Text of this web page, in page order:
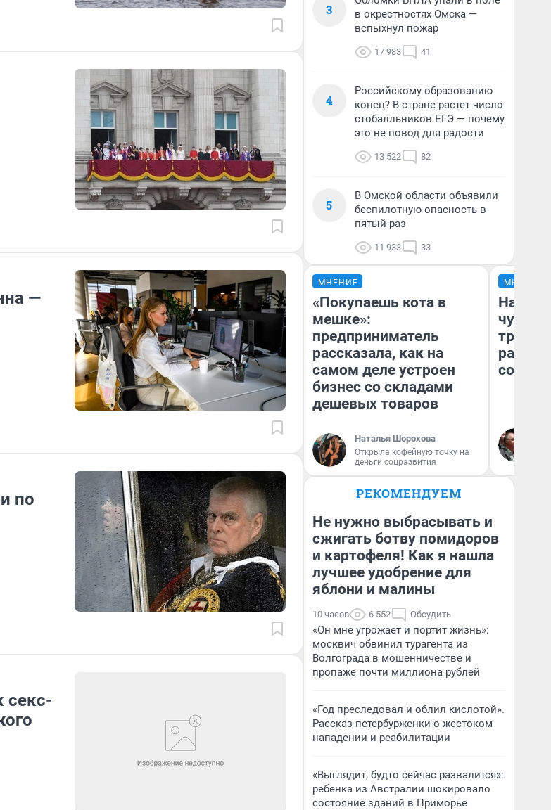
—
по
секс-
3
в окрестностях Омска —
вспыхнул пожар
17 983 41
4
Российскому образованию
конец? В стране растет число
стобалльников ЕГЭ — почему
это не повод для радости
13 522 82
5
В Омской области объявили
беспилотную опасность в
пятый раз
11 933 33
МНЕНИЕ
«Покупаешь кота в
мешке»:
предприниматель
рассказала, как на
самом деле устроен
бизнес со складами
дешевых товаров
Наталья Шорохова
Открыла кофейную точку на
деньги соцразвития
МНЕНИЕ
чудом
РЕКОМЕНДУЕМ
Не нужно выбрасывать и
сжигать ботву помидоров
и картофеля! Как я нашла
лучшее удобрение для
яблони и малины
10 часов 6 552 Обсудить
«Он мне угрожает и портит жизнь»:
москвич обвинил турагента из
Волгограда в мошенничестве и
пропаже почти миллиона рублей
«Год преследовал и облил кислотой».
Рассказ петербурженки о жестоком
нападении и реабилитации
«Выглядит, будто сейчас развалится»:
ребенка из Австралии шокировало
состояние зданий в Приморье